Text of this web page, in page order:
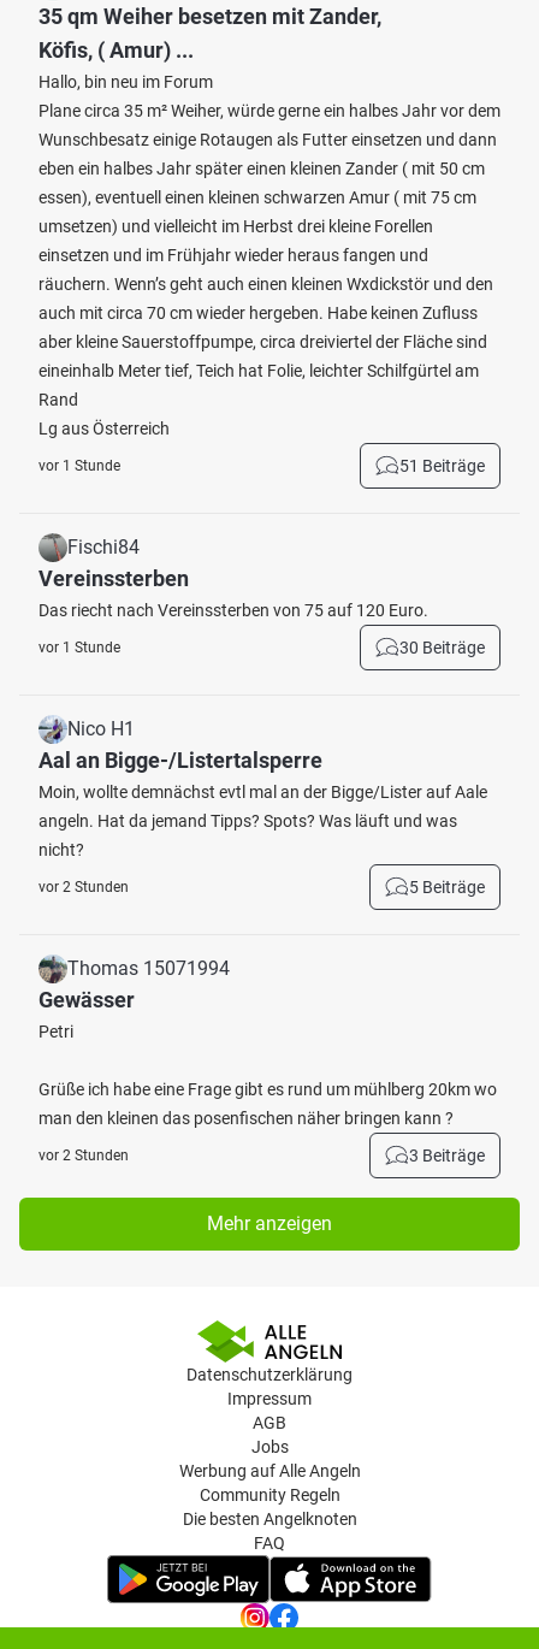
35 qm Weiher besetzen mit Zander,
Köfis, ( Amur) ...
Hallo, bin neu im Forum
Plane circa 35 m² Weiher, würde gerne ein halbes Jahr vor dem
Wunschbesatz einige Rotaugen als Futter einsetzen und dann
eben ein halbes Jahr später einen kleinen Zander ( mit 50 cm
essen), eventuell einen kleinen schwarzen Amur ( mit 75 cm
umsetzen) und vielleicht im Herbst drei kleine Forellen
einsetzen und im Frühjahr wieder heraus fangen und
räuchern. Wenn’s geht auch einen kleinen Wxdickstör und den
auch mit circa 70 cm wieder hergeben. Habe keinen Zufluss
aber kleine Sauerstoffpumpe, circa dreiviertel der Fläche sind
eineinhalb Meter tief, Teich hat Folie, leichter Schilfgürtel am
Rand
Lg aus Österreich
vor 1 Stunde 51 Beiträge
Fischi84
Vereinssterben
Das riecht nach Vereinssterben von 75 auf 120 Euro.
vor 1 Stunde 30 Beiträge
Nico H1
Aal an Bigge-/Listertalsperre
Moin, wollte demnächst evtl mal an der Bigge/Lister auf Aale
angeln. Hat da jemand Tipps? Spots? Was läuft und was
nicht?
vor 2 Stunden 5 Beiträge
Thomas 15071994
Gewässer
Petri
Grüße ich habe eine Frage gibt es rund um mühlberg 20km wo
man den kleinen das posenfischen näher bringen kann ?
vor 2 Stunden 3 Beiträge
Mehr anzeigen
Datenschutzerklärung
Impressum
AGB
Jobs
Werbung auf Alle Angeln
Community Regeln
Die besten Angelknoten
FAQ